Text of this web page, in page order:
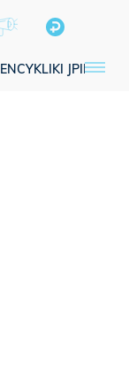
ENCYKLIKI JPII